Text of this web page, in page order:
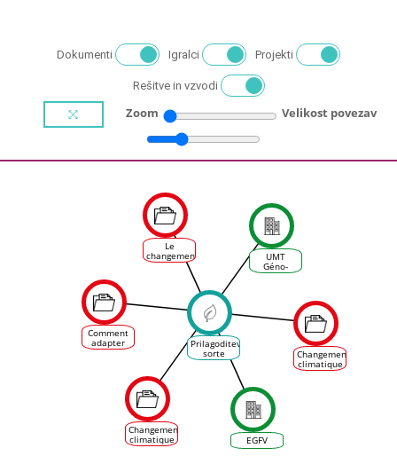
Dokumenti Igralci Projekti
Rešitve in vzvodi
Zoom Velikost povezav
Prilagoditev
sorte
grozdja na
spremenljivosti:
Le
changement
climatique
leviers
d’adaptation
Comment
adapter
notre
l'évolution
du climat ?
UMT
Géno-
Vigne
EGFV
Changement
climatique
et
Changement
climatique
: les ODG